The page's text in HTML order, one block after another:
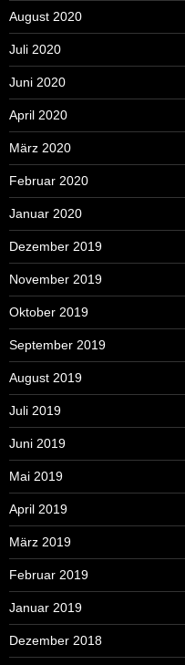
August 2020
Juli 2020
Juni 2020
April 2020
März 2020
Februar 2020
Januar 2020
Dezember 2019
November 2019
Oktober 2019
September 2019
August 2019
Juli 2019
Juni 2019
Mai 2019
April 2019
März 2019
Februar 2019
Januar 2019
Dezember 2018